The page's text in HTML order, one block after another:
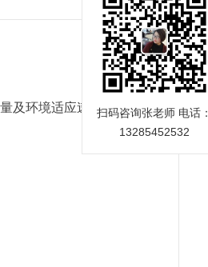
及环境适应速度。根据认知
扫码咨询张老师 电话：
13285452532